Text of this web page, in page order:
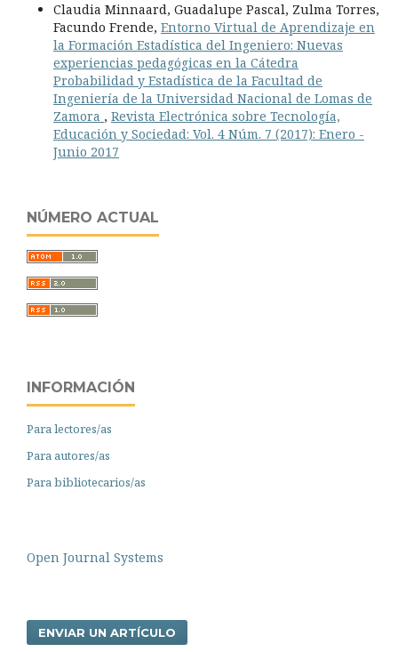
Claudia Minnaard, Guadalupe Pascal, Zulma Torres,
Facundo Frende, Entorno Virtual de Aprendizaje en
la Formación Estadística del Ingeniero: Nuevas
experiencias pedagógicas en la Cátedra
Probabilidad y Estadística de la Facultad de
Ingeniería de la Universidad Nacional de Lomas de
Zamora , Revista Electrónica sobre Tecnología,
Educación y Sociedad: Vol. 4 Núm. 7 (2017): Enero -
Junio 2017
NÚMERO ACTUAL
INFORMACIÓN
Para lectores/as
Para autores/as
Para bibliotecarios/as
Open Journal Systems
ENVIAR UN ARTÍCULO